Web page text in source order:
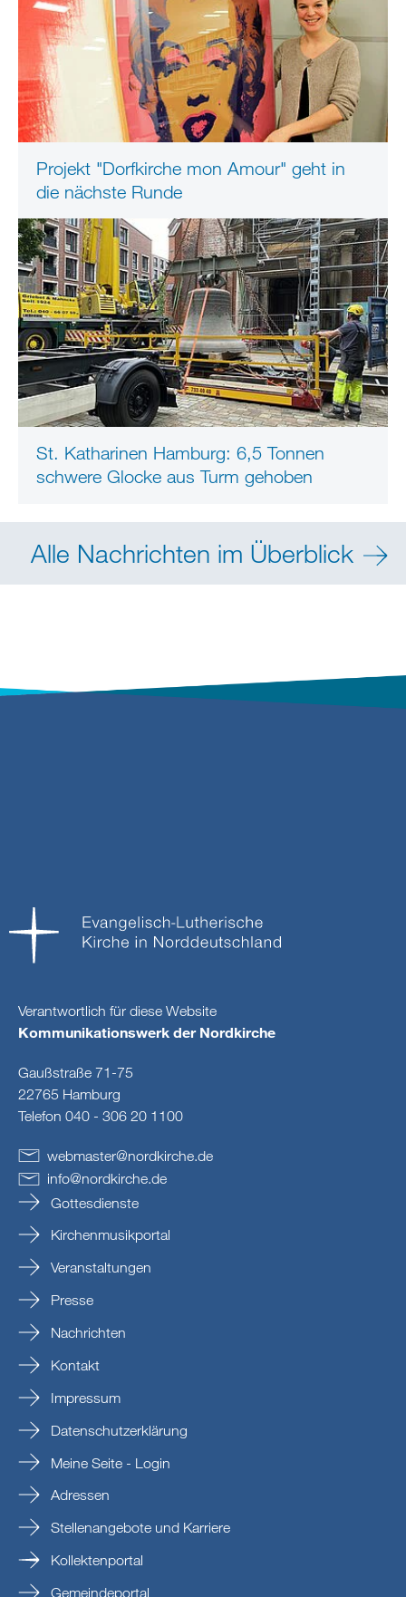
Projekt "Dorfkirche mon Amour" geht in
die nächste Runde
St. Katharinen Hamburg: 6,5 Tonnen
schwere Glocke aus Turm gehoben
Alle Nachrichten im Überblick
Verantwortlich für diese Website
Kommunikationswerk der Nordkirche
Gaußstraße 71-75
22765 Hamburg
Telefon 040 - 306 20 1100
webmaster@nordkirche.de
info@nordkirche.de
Gottesdienste
Kirchenmusikportal
Veranstaltungen
Presse
Nachrichten
Kontakt
Impressum
Datenschutzerklärung
Meine Seite - Login
Adressen
Stellenangebote und Karriere
Kollektenportal
Gemeindeportal